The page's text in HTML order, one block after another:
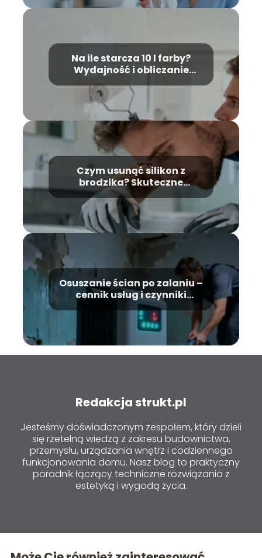
Na ile starcza 10 l farby?
Wydajność i obliczanie
Czym usunąć silikon z
brodzika? Skuteczne
sposoby i porady
Osuszanie ścian po zalaniu –
cennik usług i czynniki
wpływające na koszt
Redakcja strukt.pl
Jesteśmy doświadczonym zespołem, który dzieli
się rzetelną wiedzą z zakresu budownictwa,
przemysłu, urządzania wnętrz i codziennego
funkcjonowania domu. Nasz blog to praktyczny
poradnik łączący techniczne rozwiązania z
estetyką i wygodą życia.